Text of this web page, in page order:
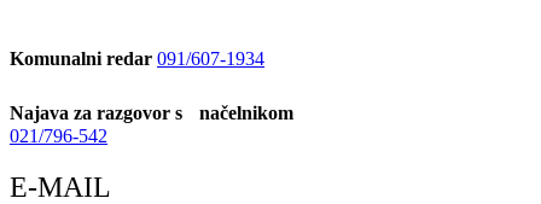
Komunalni redar 091/607-1934
Najava za razgovor s načelnikom
021/796-542
E-MAIL